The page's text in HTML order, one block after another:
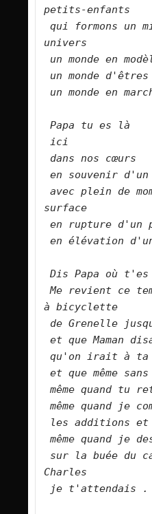
petits-enfants
qui formons un
univers
un monde en
un monde
un monde en
Papa tu es là
ici
dans nos cœurs
en souvenir d'un
avec plein de
surface
en rupture d'un
en élévation
Dis Papa où t'es
Me revient ce
à bicyclette
de Grenelle
et que Maman
qu'on irait à ta
et que même
même quand tu
même quand je
les additions et
même quand je
sur la buée du
Charles
je t'attendais .